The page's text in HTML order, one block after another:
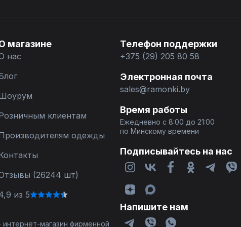
магазине
нас
клиентам
одежды
(26244 шт)
из 5
Телефон поддержки
+375 (29) 205 80 58
Электронная почта
sales@ramonki.by
Время работы
Ежедневно с 8:00 до 21:00
по Минскому времени
Подписывайтесь на нас
Напишите нам
магазин фирменной